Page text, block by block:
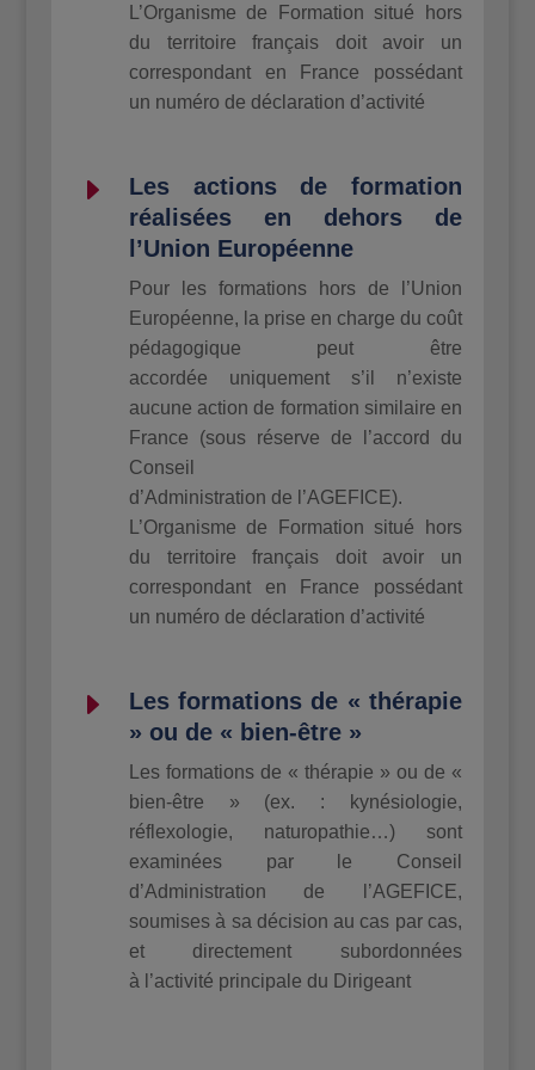
L’Organisme de Formation situé hors
du territoire français doit avoir un
correspondant en France possédant
un numéro de déclaration d’activité
E
Les actions de formation
réalisées en dehors de
l’Union Européenne
Pour les formations hors de l’Union
Européenne, la prise en charge du coût
pédagogique peut être
accordée uniquement s’il n’existe
aucune action de formation similaire en
France (sous réserve de l’accord du
Conseil
d’Administration de l’AGEFICE).
L’Organisme de Formation situé hors
du territoire français doit avoir un
correspondant en France possédant
un numéro de déclaration d’activité
E
Les formations de « thérapie
» ou de « bien-être »
Les formations de « thérapie » ou de «
bien-être » (ex. : kynésiologie,
réflexologie, naturopathie…) sont
examinées par le Conseil
d’Administration de l’AGEFICE,
soumises à sa décision au cas par cas,
et directement subordonnées
à l’activité principale du Dirigeant